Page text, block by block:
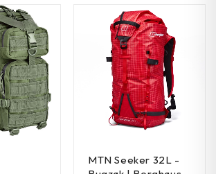
MTN Seeker 32L -